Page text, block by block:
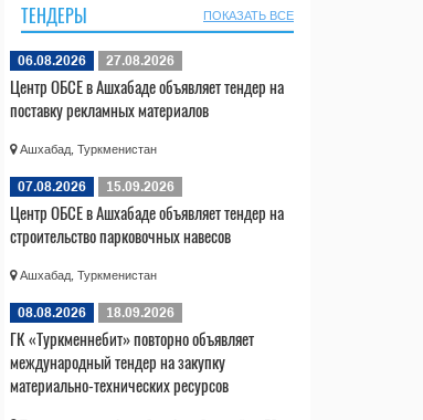
ТЕНДЕРЫ ПОКАЗАТЬ ВСЕ
06.08.2026 27.08.2026
Центр ОБСЕ в Ашхабаде объявляет тендер на
поставку рекламных материалов
Ашхабад, Туркменистан
07.08.2026 15.09.2026
Центр ОБСЕ в Ашхабаде объявляет тендер на
строительство парковочных навесов
Ашхабад, Туркменистан
08.08.2026 18.09.2026
ГК «Туркменнебит» повторно объявляет
международный тендер на закупку
материально-технических ресурсов